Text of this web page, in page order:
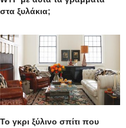
στα ξυλάκια;
Το γκρι ξύλινο σπίτι που